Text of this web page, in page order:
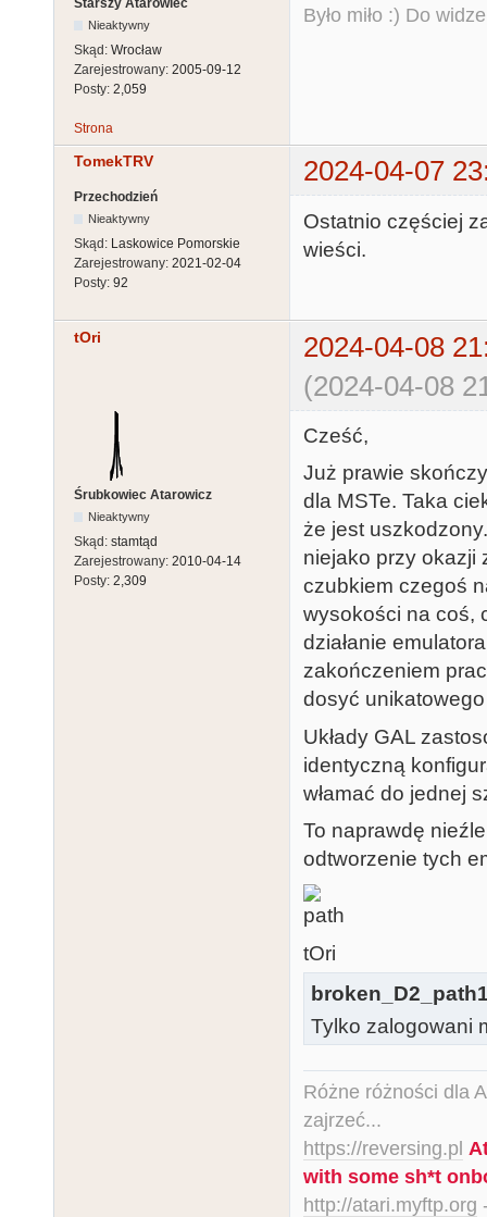
Starszy Atarowiec
Nieaktywny
Skąd: Wrocław
Zarejestrowany: 2005-09-12
Posty: 2,059
Było miło :) Do
Strona
TomekTRV 2024-04-07
Przechodzień
Nieaktywny
Skąd: Laskowice Pomorskie
Zarejestrowany: 2021-02-04
Posty: 92
Ostatnio częściej
wieści.
tOri
2024-04-08
(2024-04-08
Śrubkowiec Atarowicz
Nieaktywny
Skąd: stamtąd
Zarejestrowany: 2010-04-14
Posty: 2,309
Cześć,
Już prawie
dla MSTe. Taka
że jest
niejako przy okazji
czubkiem czegoś
wysokości na coś,
działanie
zakończeniem
dosyć
Układy GAL
identyczną
włamać do jednej
To naprawdę
odtworzenie tych
tOri
Tylko zalogowani
Różne różności dla
zajrzeć...
https://reversing.pl
with some sh*t
http://atari.myftp.org